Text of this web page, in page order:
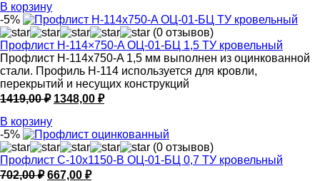
составляла
703,00 ₽.
В корзину
-5%
(0 отзывов)
Профлист Н-114×750-A ОЦ-01-БЦ 1,5 ТУ кровельный
Профлист Н-114x750-A 1,5 мм выполнен из оцинкованной
стали. Профиль Н-114 используется для кровли,
перекрытий и несущих конструкций
1419,00₽ Первоначальная
1419,00 ₽.
1348,00 ₽Текущая
В корзину
-5%
(0 отзывов)
Профлист С-10х1150-B ОЦ-01-БЦ 0,7 ТУ кровельный
702,00₽ Первоначальная
667,00 ₽Текущая